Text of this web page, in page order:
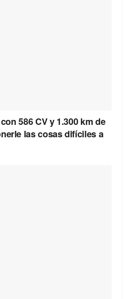
586 CV y 1.300 km de
las cosas difíciles a